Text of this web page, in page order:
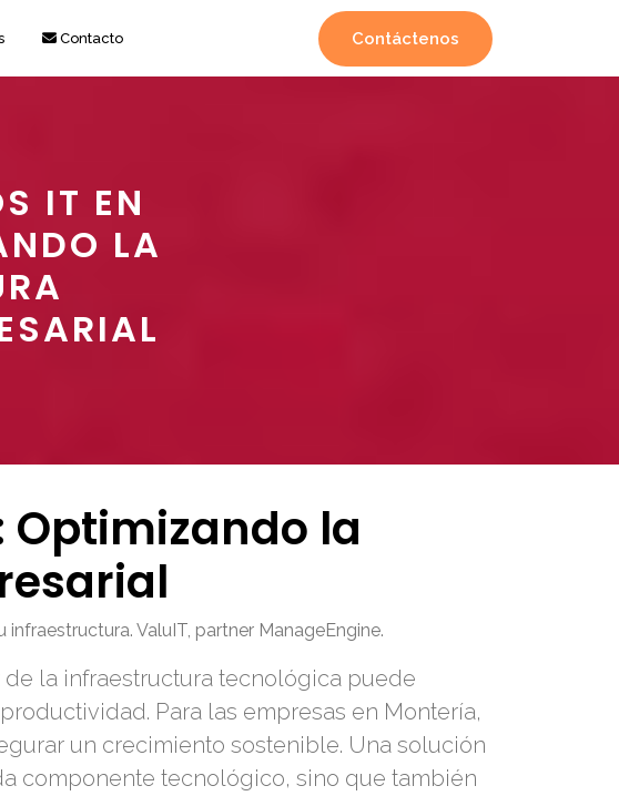
Contacto Contáctenos
IT EN
LA
Optimizando la
ValuIT, partner ManageEngine.
la infraestructura tecnológica puede
Para las empresas en Montería,
un crecimiento sostenible. Una solución
componente tecnológico, sino que también